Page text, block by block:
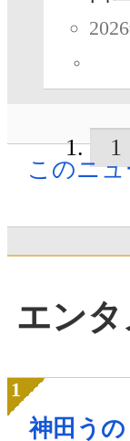
1
このニ
エン
神田う